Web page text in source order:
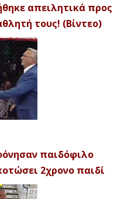
απειλητικά προς
τους! (Βίντεο)
παιδόφιλο
2χρονο παιδί